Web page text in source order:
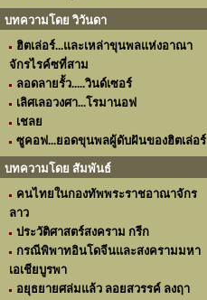
บทความโดย วิวันดา
ฮิตเล่อร์...และเหล่าขุนพลแห่งอาณา
จักรไรค์ซที่สาม
ลอดลายรั้ว.....วินด์เซอร์
เลิศเลอวงศา...โรมานอฟ
เชลย
ซูคอฟ...ยอดขุนพลผู้ดับฝันของฮิตเล่อร์
บทความโดย สัมพันธ์
คนไทยในกองทัพพระราชอาณาจักร
ลาว
ประวัติศาสตร์สงคราม กรีก
กรณีพิพาทอินโดจีนและสงครามมหา
เอเชียบูรพา
อยุธยายศล่มแล้ว ลอยสวรรค์ ลงฤา